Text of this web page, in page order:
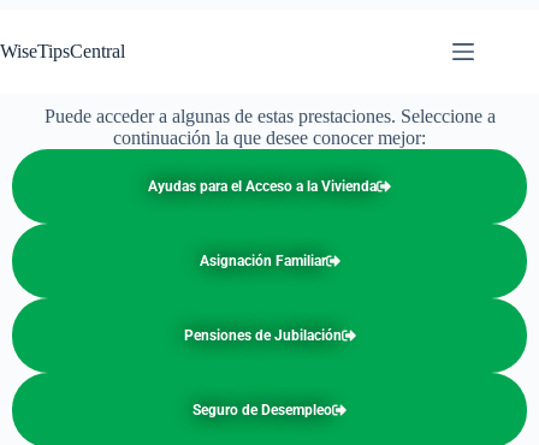
WiseTipsCentral
Puede acceder a algunas de estas prestaciones. Seleccione a
continuación la que desee conocer mejor:
Ayudas para el Acceso a la Vivienda
Asignación Familiar
Pensiones de Jubilación
Seguro de Desempleo